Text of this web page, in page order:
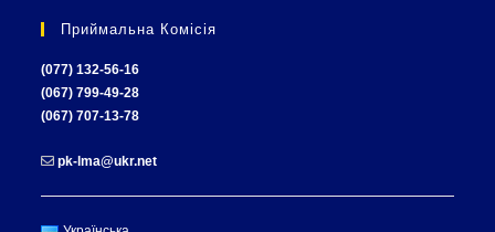
Приймальна Комісія
(077) 132-56-16
(067) 799-49-28
(067) 707-13-78
pk-lma@ukr.net